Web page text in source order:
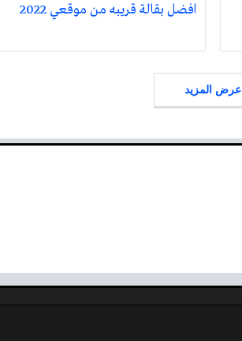
افضل بقالة قريبه من موقعي 2022
عرض المزيد